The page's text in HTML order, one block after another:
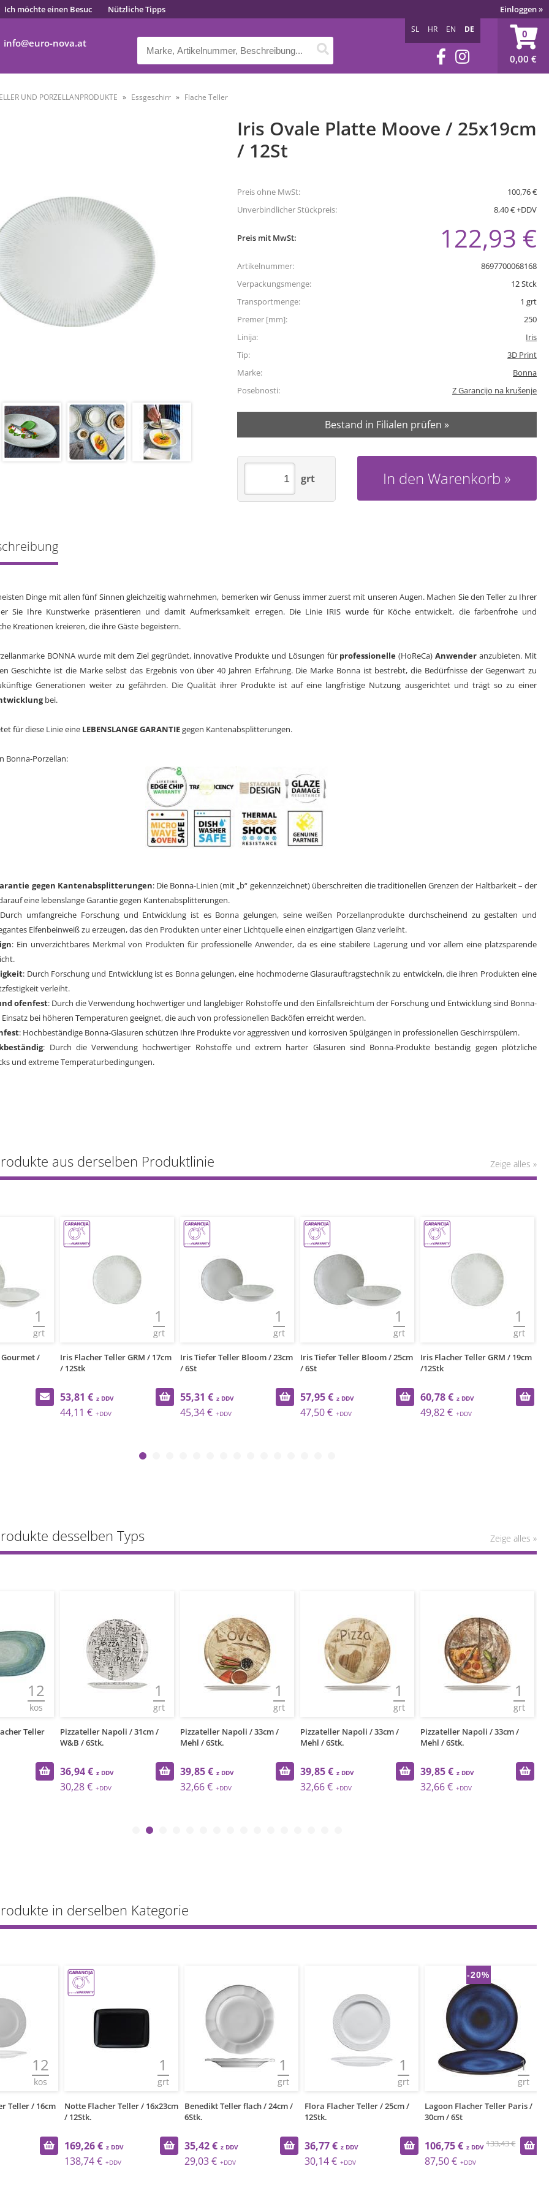
Ich möchte einen Besuc Nützliche Tipps Einloggen»
info euro-nova.at
0
0,00 €
SL HR EN DE
UND PORZELLANPRODUKTE Essgeschirr Flache Teller
Iris Ovale Platte Moove / 25x19cm
/ 12St
Preis ohne MwSt:
100,76 €
Unverbindlicher Stückpreis:
8,40 € +DDV
Preis mit MwSt: 122,93 €
Artikelnummer:
8697700068168
Verpackungsmenge:
12Stck
Transportmenge:
1 grt
Premer [mm]:
250
Linija:
Iris
Tip:
3D Print
Marke:
Bonna
Posebnosti:
Z Garancijo na krušenje
Bestand in Filialen prüfen »
In den Warenkorb
grt
Dinge mit allen fünf Sinnen gleichzeitig wahrnehmen, bemerken wir Genuss immer zuerst mit unseren Augen. Machen Sie den Teller zu Ihrer
Sie Ihre Kunstwerke präsentieren und damit Aufmerksamkeit erregen. Die Linie IRIS wurde für Köche entwickelt, die farbenfrohe und
Kreationen kreieren, die ihre Gäste begeistern.
BONNA wurde mit dem Ziel gegründet, innovative Produkte und Lösungen für professionelle (HoReCa)Anwender anzubieten. Mit
Geschichte ist die Marke selbst das Ergebnis von über 40 Jahren Erfahrung. Die Marke Bonna ist bestrebt, die Bedürfnisse der Gegenwart zu
Generationen weiter zu gefährden. Die Qualität ihrer Produkte ist auf eine langfristige Nutzung ausgerichtet und trägt so zu einer
bei.
für diese Linie eine LEBENSLANGE GARANTIEgegen Kantenabsplitterungen.
Bonna-Porzellan:
gegen Kantenabsplitterungen: Die Bonna-Linien (mit „b“ gekennzeichnet) überschreiten die traditionellen Grenzen der Haltbarkeit – der
eine lebenslange Garantie gegen Kantenabsplitterungen.
umfangreiche Forschung und Entwicklung ist es Bonna gelungen, seine weißen Porzellanprodukte durchscheinend zu gestalten und
Elfenbeinweiß zu erzeugen, das den Produkten unter einer Lichtquelle einen einzigartigen Glanz verleiht.
: Ein unverzichtbares Merkmal von Produkten für professionelle Anwender, da es eine stabilere Lagerung und vor allem eine platzsparende
: Durch Forschung und Entwicklung ist es Bonna gelungen, eine hochmoderne Glasurauftragstechnik zu entwickeln, die ihren Produkten eine
verleiht.
ofenfest: Durch die Verwendung hochwertiger und langlebiger Rohstoffe und den Einfallsreichtum der Forschung und Entwicklung sind Bonna-
bei höheren Temperaturen geeignet, die auch von professionellen Backöfen erreicht werden.
: Hochbeständige Bonna-Glasuren schützen Ihre Produkte vor aggressiven und korrosiven Spülgängen in professionellen Geschirrspülern.
: Durch die Verwendung hochwertiger Rohstoffe und extrem harter Glasuren sind Bonna-Produkte beständig gegen plötzliche
und extreme Temperaturbedingungen.
aus derselben Produktlinie Zeige alles »
1
grt
/
1
grt
Iris Flacher Teller GRM / 17cm
/ 12Stk
53,81 €
44,11 €
1
grt
Iris Tiefer Teller Bloom / 23cm
/ 6St
55,31 €
45,34 €
1
grt
Iris Tiefer Teller Bloom / 25cm
/ 6St
57,95 €
47,50 €
1
grt
Iris Flacher Teller GRM / 19cm
/12Stk
60,78 €
49,82 €
desselben Typs Zeige alles »
12
kos
Teller
1
grt
Pizzateller Napoli / 31cm /
W&B / 6Stk.
36,94 €
30,28 €
1
grt
Pizzateller Napoli / 33cm /
Mehl / 6Stk.
39,85 €
32,66 €
1
grt
Pizzateller Napoli / 33cm /
Mehl / 6Stk.
39,85 €
32,66 €
1
grt
Pizzateller Napoli / 33cm /
Mehl / 6Stk.
39,85 €
32,66 €
in derselben Kategorie
12
kos
Teller / 16cm
1
grt
Notte Flacher Teller / 16x23cm
/ 12Stk.
169,26 €
138,74 €
1
grt
Benedikt Teller flach / 24cm /
6Stk.
35,42 €
29,03 €
1
grt
Flora Flacher Teller / 25cm /
12Stk.
36,77 €
30,14 €
-20%
1
grt
Lagoon Flacher Teller Paris /
30cm / 6St
133,43 €
106,75 €
87,50 €